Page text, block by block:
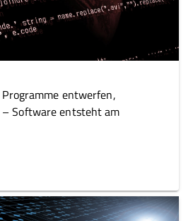
entwerfen,
Software entsteht am